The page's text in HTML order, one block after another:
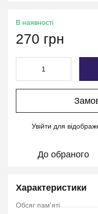
В наявності
270 грн
Увійти для
До обраного
Характеристики
Обсяг пам'яті